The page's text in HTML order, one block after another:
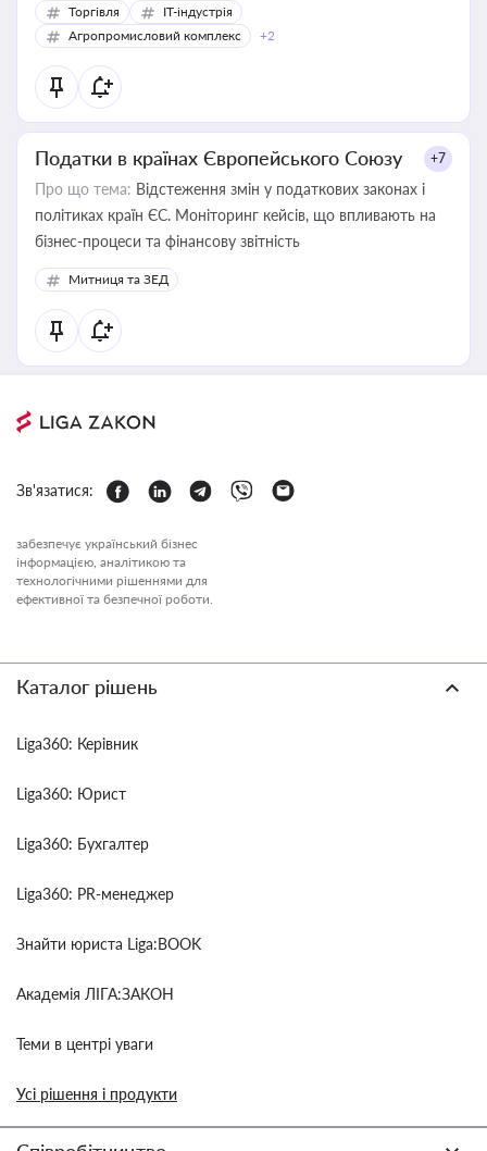
Торгівля
IT-індустрія
Агропромисловий комплекс
+2
Податки в країнах Європейського Союзу +7
Про що тема: Відстеження змін у податкових законах і
політиках країн ЄС. Моніторинг кейсів, що впливають на
бізнес-процеси та фінансову звітність
Митниця та ЗЕД
Зв'язатися:
забезпечує український бізнес
інформацією, аналітикою та
технологічними рішеннями для
ефективної та безпечної роботи.
Каталог рішень
Liga360: Керівник
Liga360: Юрист
Liga360: Бухгалтер
Liga360: PR-менеджер
Знайти юриста Liga:BOOK
Академія ЛІГА:ЗАКОН
Теми в центрі уваги
Усі рішення і продукти